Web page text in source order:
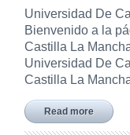
Universidad De
Bienvenido a la
Castilla La
Universidad De
Castilla La
Read more